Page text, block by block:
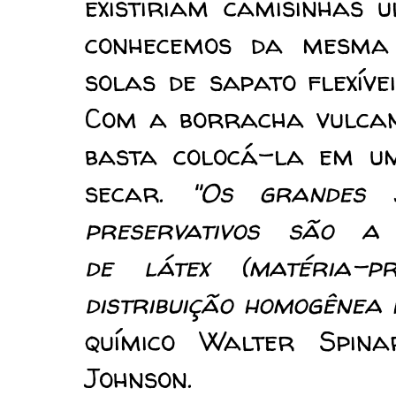
conhecemos da
solas de sapato
Com a borracha
basta colocá-la em
secar.
"Os grandes
preservativos são a
de látex (matéria-
distribuição
químico Walter
Johnson.